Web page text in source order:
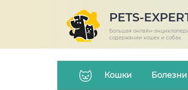
PETS-
Большая онлайн-
содержании кошек и собак
Кошки Болезни